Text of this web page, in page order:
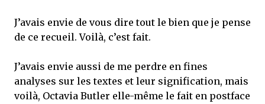
J’avais envie de vous dire tout le bien que je pense
de ce recueil. Voilà, c’est fait.
J’avais envie aussi de me perdre en fines
analyses sur les textes et leur signification, mais
voilà, Octavia Butler elle-même le fait en postface